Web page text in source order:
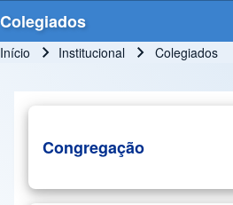
Colegiados
Início Institucional Colegiados
Congregação